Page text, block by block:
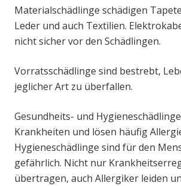
Materialschädlinge schädigen
Leder und auch Textilien.
nicht sicher vor den Schädlingen.
Vorratsschädlinge sind bestrebt,
jeglicher Art zu überfallen.
Gesundheits- und
Krankheiten und lösen häufig
Hygieneschädlinge sind für den
gefährlich. Nicht nur
übertragen, auch Allergiker leiden